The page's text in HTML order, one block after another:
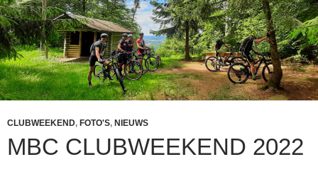
CLUBWEEKEND, FOTO'S, NIEUWS
MBC CLUBWEEKEND 2022